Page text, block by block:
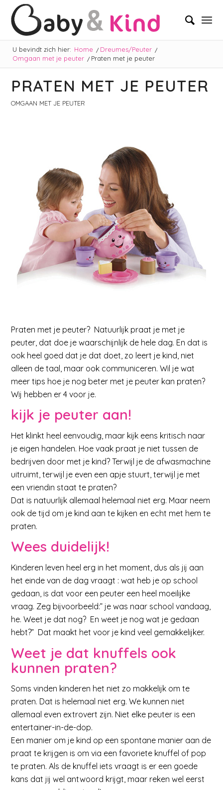
U bevindt zich hier: Home / Dreumes/Peuter /
Omgaan met je peuter / Praten met je peuter
PRATEN MET JE PEUTER
OMGAAN MET JE PEUTER
Praten met je peuter? Natuurlijk praat je met je
peuter, dat doe je waarschijnlijk de hele dag. En dat is
ook heel goed dat je dat doet, zo leert je kind, niet
alleen de taal, maar ook communiceren. Wil je wat
meer tips hoe je nog beter met je peuter kan praten?
Wij hebben er 4 voor je.
kijk je peuter aan!
Het klinkt heel eenvoudig, maar kijk eens kritisch naar
je eigen handelen. Hoe vaak praat je niet tussen de
bedrijven door met je kind? Terwijl je de afwasmachine
uitruimt, terwijl je even een apje stuurt, terwijl je met
een vriendin staat te praten?
Dat is natuurlijk allemaal helemaal niet erg. Maar neem
ook de tijd om je kind aan te kijken en echt met hem te
praten.
Wees duidelijk!
Kinderen leven heel erg in het moment, dus als jij aan
het einde van de dag vraagt : wat heb je op school
gedaan, is dat voor een peuter een heel moeilijke
vraag. Zeg bijvoorbeeld:” je was naar school vandaag,
he. Weet je dat nog? En weet je nog wat je gedaan
hebt?” Dat maakt het voor je kind veel gemakkelijker.
Weet je dat knuffels ook
kunnen praten?
Soms vinden kinderen het niet zo makkelijk om te
praten. Dat is helemaal niet erg. We kunnen niet
allemaal even extrovert zijn. Niet elke peuter is een
entertainer-in-de-dop.
Een manier om je kind op een spontane manier aan de
praat te krijgen is om via een favoriete knuffel of pop
te praten. Als de knuffel iets vraagt is er een goede
kans dat jij wel antwoord krijgt, maar reken wel eerst